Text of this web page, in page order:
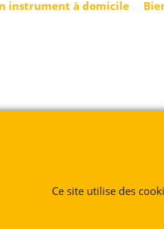
Ce site utilise des